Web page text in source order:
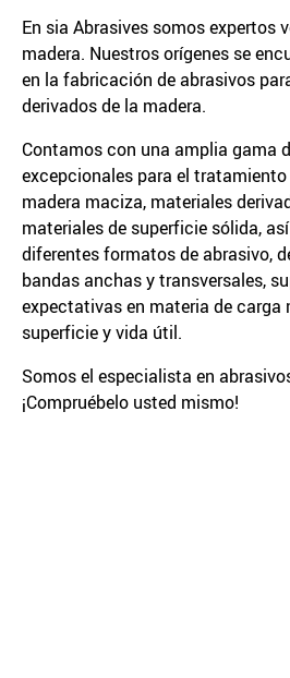
En sia Abrasives somos expertos
madera. Nuestros orígenes se
en la fabricación de abrasivos
derivados de la madera.
Contamos con una amplia gama
excepcionales para el
madera maciza, materiales
materiales de superficie sólida,
diferentes formatos de abrasivo,
bandas anchas y transversales,
expectativas en materia de carga
superficie y vida útil.
Somos el especialista en
¡Compruébelo usted mismo!